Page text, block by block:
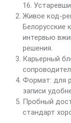
16.
Живое код-
Белорусские
интервью
решения.
Карьерный
Формат: для
записи
Пробный
стандарт